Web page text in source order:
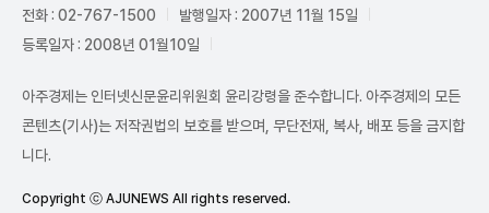
전화 : 02-767-1500
발행일자 : 2007년 11월 15일
등록일자 : 2008년 01월10일
아주경제는 인터넷신문윤리위원회 윤리강령을 준수합니다. 아주경제의 모든
콘텐츠(기사)는 저작권법의 보호를 받으며, 무단전재, 복사, 배포 등을 금지합
니다.
Copyright ⓒ AJUNEWS All rights reserved.